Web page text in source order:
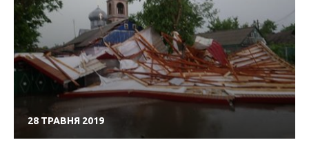
28 ТРАВНЯ 2019